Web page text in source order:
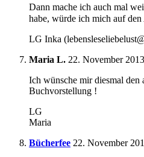
Dann mache ich auch mal
habe, würde ich mich auf
LG Inka
Maria L. 22. November
Ich wünsche mir diesmal den
Buchvorstellung !
LG
Maria
Bücherfee 22. November